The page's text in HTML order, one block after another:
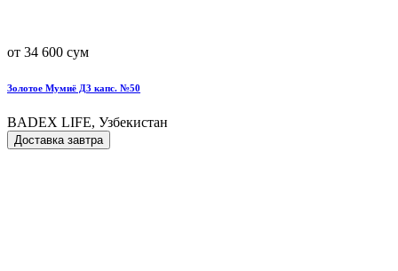
от 34 600 сум
Золотое Мумиё Д3 капс. №50
BADEX LIFE, Узбекистан
Доставка завтра